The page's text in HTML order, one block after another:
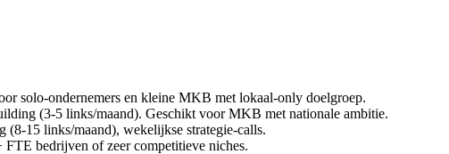
solo-ondernemers en kleine MKB met lokaal-only doelgroep.
(3-5 links/maand). Geschikt voor MKB met nationale ambitie.
15 links/maand), wekelijkse strategie-calls.
bedrijven of zeer competitieve niches.